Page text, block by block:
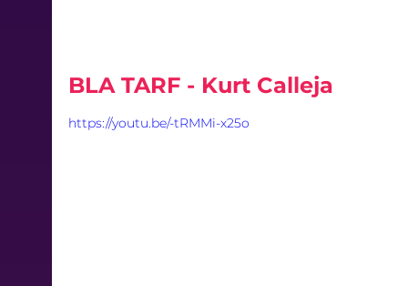
BLA TARF - Kurt Calleja
https://youtu.be/-tRMMi-x25o